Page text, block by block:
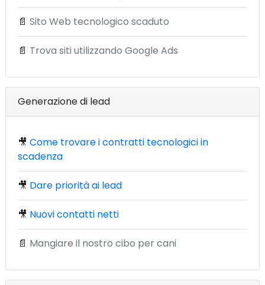
📄 Sito Web tecnologico scaduto
📄 Trova siti utilizzando Google Ads
Generazione di lead
🎥 Come trovare i contratti tecnologici in
scadenza
🎥 Dare priorità ai lead
🎥 Nuovi contatti netti
📄 Mangiare il nostro cibo per cani